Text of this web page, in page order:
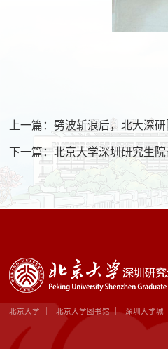
上一篇：劈波斩浪后，北大深
下一篇：北京大学深圳研究生
北京大学 北京大学图书馆 深圳大学城